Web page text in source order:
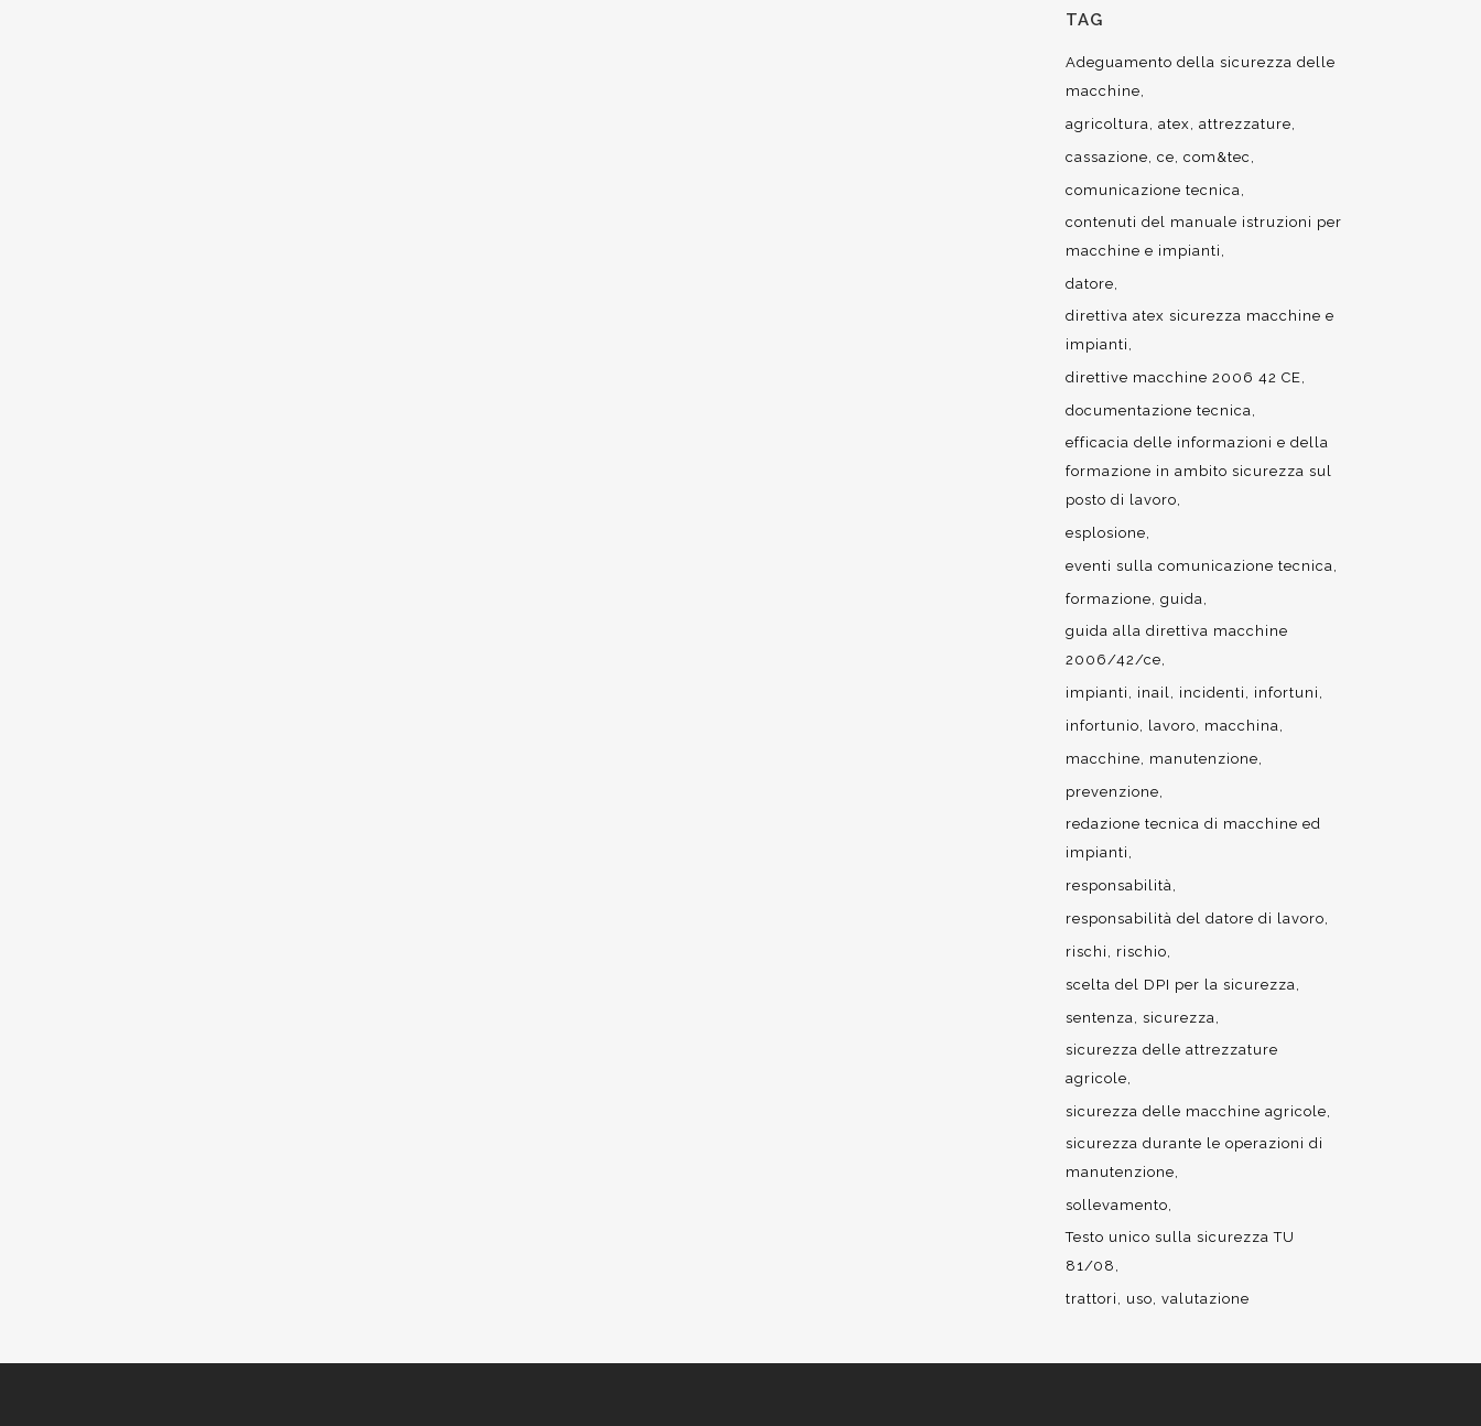
TAG
Adeguamento della sicurezza delle
macchine
agricoltura atex
attrezzature
cassazione ce com&tec
comunicazione tecnica
contenuti del manuale istruzioni per
macchine e impianti
datore
direttiva atex sicurezza macchine e
impianti
direttive macchine 2006 42 CE
documentazione tecnica
efficacia delle informazioni e della
formazione in ambito sicurezza sul
posto di lavoro
esplosione
eventi sulla comunicazione tecnica
formazione guida
guida alla direttiva macchine
2006/42/ce
impianti
inail incidenti
infortuni
infortunio
lavoro
macchina
macchine
manutenzione
prevenzione
redazione tecnica di macchine ed
impianti
responsabilità
responsabilità del datore di lavoro
rischi
rischio
scelta del DPI per la sicurezza
sentenza sicurezza
sicurezza delle attrezzature
agricole
sicurezza delle macchine agricole
sicurezza durante le operazioni di
manutenzione
sollevamento
Testo unico sulla sicurezza TU
81/08
trattori
uso valutazione